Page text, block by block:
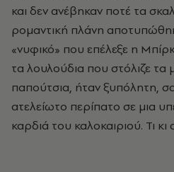
και δεν ανέβηκαν ποτέ τα
ρομαντική πλάνη
«νυφικό» που επέλεξε η
τα λουλούδια που στόλιζε
παπούτσια, ήταν ξυπόλητη,
ατελείωτο περίπατο σε μια
καρδιά του καλοκαιριού. Τι